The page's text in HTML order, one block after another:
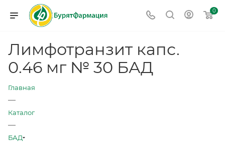
0
Лимфотранзит капс.
0.46 мг № 30 БАД
Главная
—
Каталог
—
БАД